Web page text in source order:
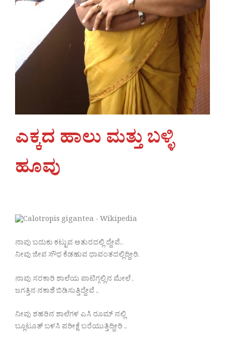
ಎಕ್ಕದ ಹಾಲು ಮತ್ತು ಬಳ್ಳಿ
ಹೂವು
ನಾವು ಬದುಕು ಕಟ್ಟುವ ಆತುರದಲ್ಲಿ ದ್ದೇವೆ..
ನೀವು ಜೀವ ಸೌಧ ಕೆಡಹುವ ಧಾವಂತದಲ್ಲಿದ್ದೀರಿ.
ನಾವು ಸರಕಾರಿ ಶಾಲೆಯ ಪಾಟಿಗ್ಗಲ್ಲಿನ ಮೇಲೆ ,
ಜಗತ್ತಿನ ನಕಾಶೆ ಬಿಡಿಸುತ್ತಿದ್ದೇವೆ ..
ನೀವು ಶಹರಿನ ಶಾಲೆಗಳ ಎಸಿ ರೂಮ್ ನಲ್ಲಿ
ಬ್ಲೂಟೂತ್ ಬಳಸಿ ಪರೀಕ್ಷೆ ಬರೆಯುತ್ತಿದ್ದೀರಿ ..